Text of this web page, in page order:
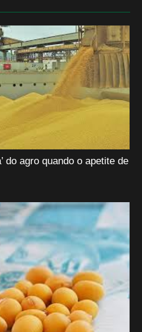
do agro quando o apetite de